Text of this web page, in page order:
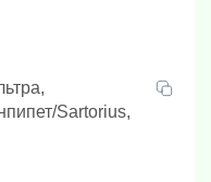
Sartorius,